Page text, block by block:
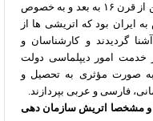
ایران در تهران نگهداری می شوند. بنا برا این از قرن ۱۶ به بعد و به خصوص
ایران بود که اتریشی ها از
گردیدند و کارشناسان و
خدمت امور دیپلماسی دولت
به صورت مؤثری به تحصیل و
فارسی و عربی بپردازند.
و مشخصا اتریش سازمان دهی